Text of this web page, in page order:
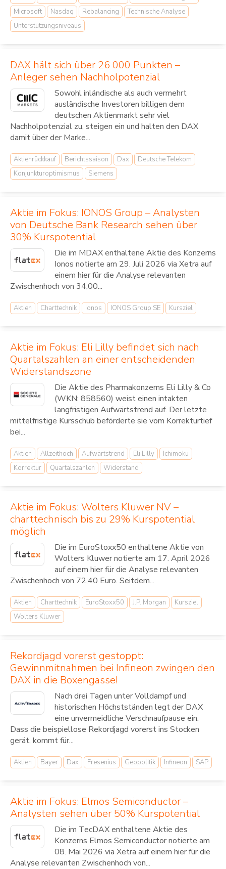
Microsoft
Nasdaq Rebalancing
Technische Analyse
Unterstützungsniveaus
DAX hält sich über 26 000 Punkten –
Anleger sehen Nachholpotenzial
Sowohl inländische als auch vermehrt
ausländische Investoren billigen dem
deutschen Aktienmarkt sehr viel
Nachholpotenzial zu, steigen ein und halten den DAX
damit über der Marke...
Aktienrückkauf Berichtssaison Dax
Deutsche Telekom
Konjunkturoptimismus
Siemens
Aktie im Fokus: IONOS Group – Analysten
von Deutsche Bank Research sehen über
30% Kurspotential
Die im MDAX enthaltene Aktie des Konzerns
Ionos notierte am 29. Juli 2026 via Xetra auf
einem hier für die Analyse relevanten
Zwischenhoch von 34,00...
Aktien Charttechnik Ionos IONOS Group SE Kursziel
Aktie im Fokus: Eli Lilly befindet sich nach
Quartalszahlen an einer entscheidenden
Widerstandszone
Die Aktie des Pharmakonzerns Eli Lilly & Co
(WKN: 858560) weist einen intakten
langfristigen Aufwärtstrend auf. Der letzte
mittelfristige Kursschub beförderte sie vom Korrekturtief
bei...
Aktien Allzeithoch Aufwärtstrend Eli Lilly
Ichimoku
Korrektur
Quartalszahlen Widerstand
Aktie im Fokus: Wolters Kluwer NV –
charttechnisch bis zu 29% Kurspotential
möglich
Die im EuroStoxx50 enthaltene Aktie von
Wolters Kluwer notierte am 17. April 2026
auf einem hier für die Analyse relevanten
Zwischenhoch von 72,40 Euro. Seitdem...
Aktien Charttechnik EuroStoxx50 J.P. Morgan
Kursziel
Wolters Kluwer
Rekordjagd vorerst gestoppt:
Gewinnmitnahmen bei Infineon zwingen den
DAX in die Boxengasse!
Nach drei Tagen unter Volldampf und
historischen Höchstständen legt der DAX
eine unvermeidliche Verschnaufpause ein.
Dass die beispiellose Rekordjagd vorerst ins Stocken
gerät, kommt für...
Aktien Bayer Dax Fresenius Geopolitik Infineon SAP
Aktie im Fokus: Elmos Semiconductor –
Analysten sehen über 50% Kurspotential
Die im TecDAX enthaltene Aktie des
Konzerns Elmos Semiconductor notierte am
08. Mai 2026 via Xetra auf einem hier für die
Analyse relevanten Zwischenhoch von...